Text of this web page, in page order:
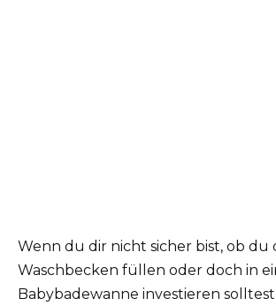
Wenn du dir nicht sicher bist, ob du
Waschbecken füllen oder doch in
Babybadewanne investieren